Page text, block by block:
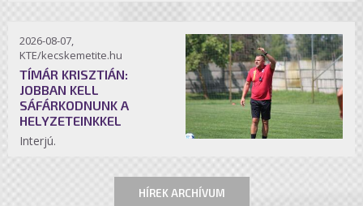
2026-08-07,
KTE/kecskemetite.hu
TÍMÁR KRISZTIÁN:
JOBBAN KELL
SÁFÁRKODNUNK A
HELYZETEINKKEL
Interjú.
HÍREK ARCHÍVUM